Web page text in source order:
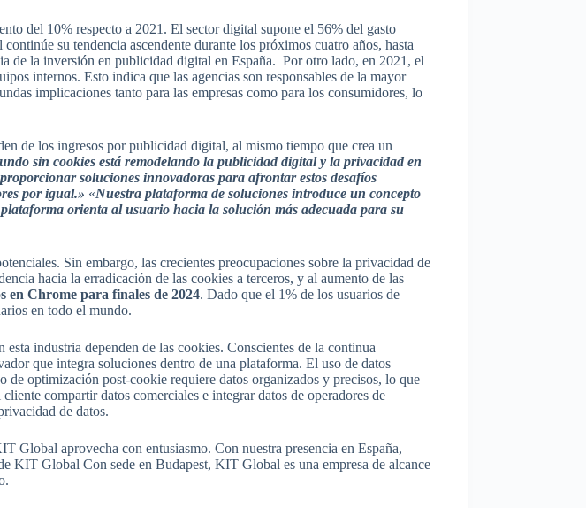
del 10% respecto a 2021. El sector digital supone el 56% del gasto
su tendencia ascendente durante los próximos cuatro años, hasta
de la inversión en publicidad digital en España. Por otro lado, en 2021, el
internos. Esto indica que las agencias son responsables de la mayor
implicaciones tanto para las empresas como para los consumidores, lo
de los ingresos por publicidad digital, al mismo tiempo que crea un
sin cookies está remodelando la publicidad digital y la privacidad en
soluciones innovadoras para afrontar estos desafíos
por igual.» «Nuestra plataforma de soluciones introduce un concepto
orienta al usuario hacia la solución más adecuada para su
Sin embargo, las crecientes preocupaciones sobre la privacidad de
hacia la erradicación de las cookies a terceros, y al aumento de las
en Chrome para finales de 2024. Dado que el 1% de los usuarios de
en todo el mundo.
industria dependen de las cookies. Conscientes de la continua
que integra soluciones dentro de una plataforma. El uso de datos
de optimización post-cookie requiere datos organizados y precisos, lo que
compartir datos comerciales e integrar datos de operadores de
de datos.
Global aprovecha con entusiasmo. Con nuestra presencia en España,
KIT Global Con sede en Budapest, KIT Global es una empresa de alcance